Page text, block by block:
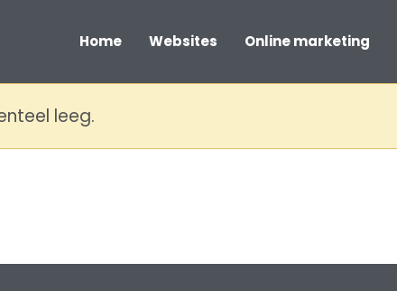
Home Websites Online marketing
leeg.